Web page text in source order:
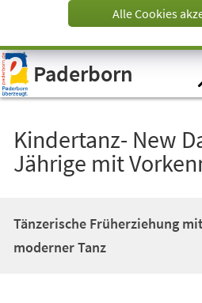
Visuelle
Assistenzsoftware
öffnen.
Alle Cookies
Paderborn
Kindertanz- New
Jährige mit
Tänzerische Früherziehung
moderner Tanz